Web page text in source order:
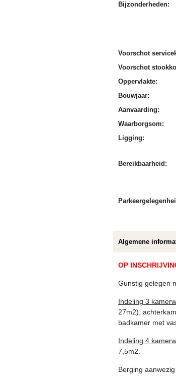
Bijzonderheden:
Voorschot
Voorschot
Oppervlakte:
Bouwjaar:
Aanvaarding:
Waarborgsom:
Ligging:
Bereikbaarheid:
Algemene
OP
Gunstig gelegen
Indeling 3
27m2),
badkamer met
Indeling 4
7,5m2.
Berging